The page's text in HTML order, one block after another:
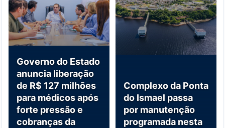
Governo do Estado
anuncia liberação
de R$ 127 milhões
para médicos após
forte pressão e
cobranças da
Complexo da Ponta
do Ismael passa
por manutenção
programada nesta